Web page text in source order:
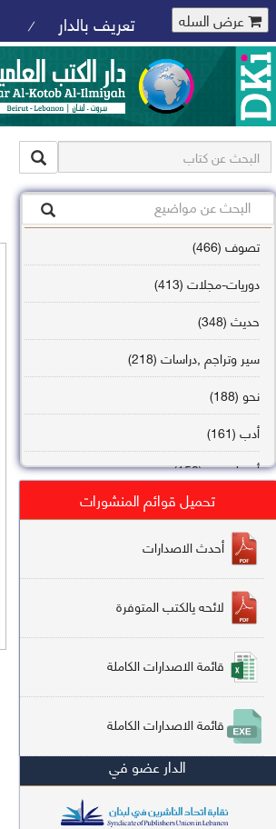
عرض السله تعريف بالدار /
تصوف (466)
دوريات-مجلات (413)
حديث (348)
سير وتراجم ,دراسات (218)
نحو (188)
أدب (161)
أصول فقه (158)
تاريخ (138)
فقه شافعي (132)
فقه حنفي (113)
فقه مالكي (112)
تفسير قرآن (106)
علم كلام (96)
أخلاق وتصوف (91)
سير وتراجم (90)
تحميل قوائم المنشورات
أحدث الاصدارات
لائحه يالكتب المتوفرة
قائمة الاصدارات الكاملة
قائمة الاصدارات الكاملة
الدار عضو في